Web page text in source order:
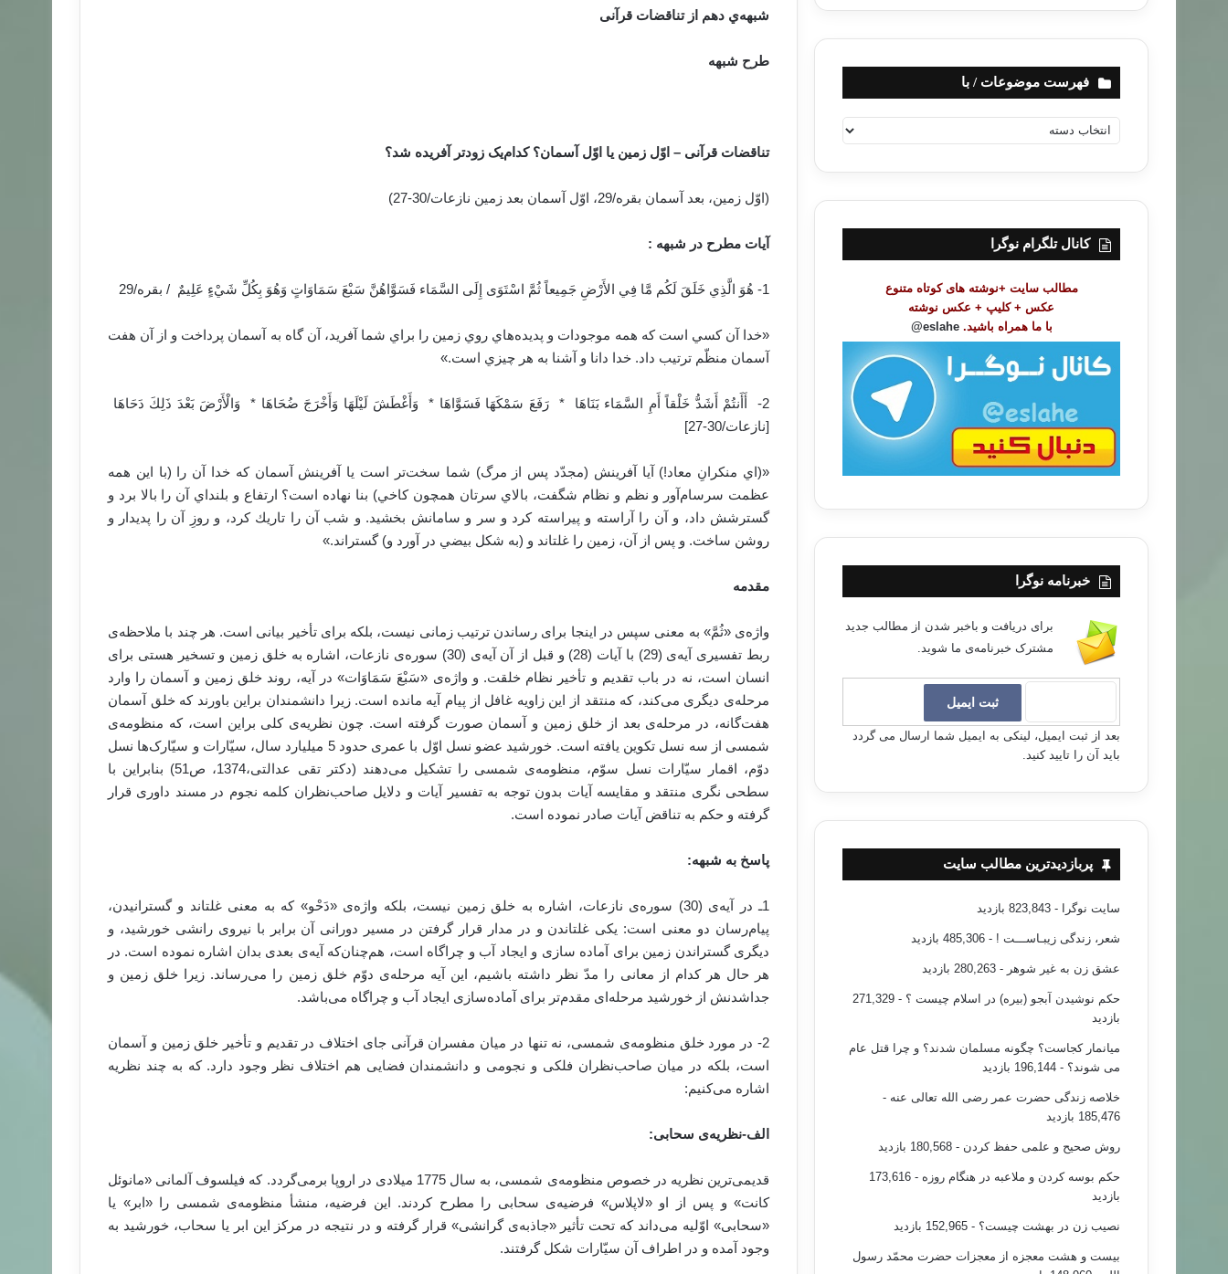
شبهه‌ي دهم از تناقضات قرآنی
طرح شبهه
تناقضات قرآنی – اوّل زمین یا اوّل آسمان؟ کدام‌یک زودتر آفریده شد؟
(اوّل زمین، بعد آسمان بقره/29، اوّل آسمان بعد زمین نازعات/30-27)
آیات مطرح در شبهه :
«خدا آن كسي است كه همه موجودات و پديده‌هاي روي زمين را براي شما آفريد، آن گاه به آسمان پرداخت و از آن هفت
آسمان منظّم ترتيب داد. خدا دانا و آشنا به هر چيزي است.»
2- ‏ أَأَنتُمْ أَشَدُّ خَلْقاً أَمِ السَّمَاء بَنَاهَا ‏ * ‏ رَفَعَ سَمْكَهَا فَسَوَّاهَا ‏* ‏ وَأَغْطَشَ لَيْلَهَا وَأَخْرَجَ ضُحَاهَا ‏* ‏ وَالْأَرْضَ بَعْدَ ذَلِكَ دَحَاهَا ‏
[نازعات/30-27]
«(اي منكرانِ معاد!) آيا آفرينش (مجدّد پس از مرگ) شما سخت‌تر است يا آفرينش آسمان كه خدا آن را (با اين همه
عظمت سرسام‌آور و نظم و نظام شگفت، بالاي سرتان همچون كاخي) بنا نهاده است‌؟ ‏ارتفاع و بلنداي آن را بالا برد و
گسترشش داد، و آن را آراسته و پيراسته كرد و سر و سامانش بخشيد. و شب آن را تاريك كرد، و روزِ آن را پديدار و
روشن ساخت. ‏و پس از آن، زمين را غلتاند و (به شكل بيضي در آورد و) گستراند.»
مقدمه
واژه‌ی «ثُمَّ» به معنی سپس در اینجا برای رساندن ترتیب زمانی نیست، بلکه برای تأخیر بیانی است. هر چند با ملاحظه‌ی
ربط تفسیری آیه‌ی (29) با آیات (28) و قبل از آن آیه‌ی (30) سوره‌ی نازعات، اشاره به خلق زمین و تسخیر هستی برای
انسان است، نه در باب تقدیم و تأخیر نظام خلقت. و واژه‌ی «سَبْعَ سَمَاوَات» در آیه، روند خلق زمین و آسمان را وارد
مرحله‌ی دیگری می‌کند، که منتقد از این زاویه غافل از پیام آیه مانده است. زیرا دانشمندان براین باورند که خلق آسمان
هفت‌گانه، در مرحله‌ی بعد از خلق زمین و آسمان صورت گرفته است. چون نظریه‌ی کلی براین است، که منظومه‌ی
شمسی از سه نسل تکوین یافته است. خورشید عضو نسل اوّل با عمری حدود 5 میلیارد سال، سیّارات و سیّارک‌ها نسل
دوّم، اقمار سیّارات نسل سوّم، منظومه‌ی شمسی را تشکیل می‌دهند (دکتر تقی عدالتی،1374، ص51) بنابراین با
سطحی نگری منتقد و مقایسه آیات بدون توجه به تفسیر آیات و دلایل صاحب‌نظران کلمه نجوم در مسند داوری قرار
گرفته و حکم به تناقض آیات صادر نموده است.
پاسخ به شبهه:
1ـ در آیه‌ی (30) سوره‌ی نازعات، اشاره به خلق زمین نیست، بلکه واژه‌ی «دَحْو» که به معنی غلتاند و گسترانیدن،
پیام‌رسان دو معنی است: یکی غلتاندن و در مدار قرار گرفتن در مسیر دورانی آن برابر با نیروی رانشی خورشید، و
دیگری گستراندن زمین برای آماده سازی و ایجاد آب و چراگاه است، هم‌چنان‌که آیه‌ی بعدی بدان اشاره نموده است. در
هر حال هر کدام از معانی را مدّ نظر داشته باشیم، این آیه مرحله‌ی دوّم خلق زمین را می‌رساند. زیرا خلق زمین و
جداشدنش از خورشید مرحله‌‌ای مقدم‌تر برای آماده‌سازی ایجاد آب و چراگاه می‌باشد.
2- در مورد خلق منظومه‌ی شمسی، نه تنها در میان مفسران قرآنی جای اختلاف در تقدیم و تأخیر خلق زمین و آسمان
است، بلکه در میان صاحب‌نظران فلکی و نجومی و دانشمندان فضایی هم اختلاف نظر وجود دارد. که به چند نظریه
اشاره می‌کنیم:
الف-نظریه‌ی سحابی:
قدیمی‌ترین نظریه در خصوص منظومه‌ی شمسی، به سال 1775 میلادی در اروپا برمی‌گردد. که فیلسوف آلمانی «مانوئل
کانت» و پس از او «لاپلاس» فرضیه‌ی سحابی را مطرح کردند. این فرضیه، منشأ منظومه‌ی شمسی را «ابر» یا
«سحابی» اوّلیه می‌داند که تحت تأثیر «جاذبه‌ی گرانشی» قرار گرفته و در نتیجه در مرکز این ابر یا سحاب، خورشید به
وجود آمده و در اطراف آن سیّارات شکل گرفتند.
فهرست موضوعات / با
ه
ت
ض
کانال تلگرام نوگرا
مطالب سایت +نوشته های کوتاه متنوع
عکس + کلیپ + عکس نوشته
با ما همراه باشید. eslahe@
خبرنامه نوگرا
برای دریافت و باخبر شدن از مطالب جدید
مشترک خبرنامه‌ی ما شوید.
بعد از ثبت ایمیل، لینکی به ایمیل شما ارسال می گردد
باید آن را تایید کنید.
پربازدیدترین مطالب سایت
سایت نوگرا - 823,843 بازدید
شعر، زندگی زیبـاســـت ! - 485,306 بازدید
عشق زن به غیر شوهر - 280,263 بازدید
حکم نوشیدن آبجو (بیره) در اسلام چیست ؟
- 271,329
بازدید
میانمار کجاست؟ چگونه مسلمان شدند؟ و چرا قتل عام
می شوند؟ - 196,144 بازدید
خلاصه زندگی حضرت عمر رضی الله تعالی عنه -
185,476 بازدید
روش صحیح و علمی حفظ کردن - 180,568 بازدید
حکم بوسه کردن و ملاعبه در هنگام روزه
- 173,616
بازدید
نصیب زن در بهشت چیست؟ - 152,965 بازدید
بیست و هشت معجزه از معجزات حضرت محمّد رسول